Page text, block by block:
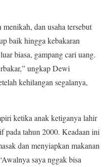
dan usaha tersebut
baik hingga kebakaran
biasa, gampang cari uang.
ungkap Dewi
kehilangan segalanya,
ketika anak ketiganya lahir
pada tahun 2000. Keadaan ini
dan menyiapkan makanan
saya nggak bisa